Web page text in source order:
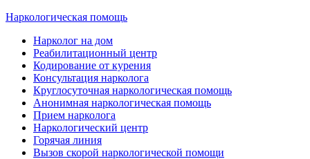
Наркологическая помощь
Нарколог на дом
Реабилитационный центр
Кодирование от курения
Консультация нарколога
Круглосуточная наркологическая помощь
Анонимная наркологическая помощь
Прием нарколога
Наркологический центр
Горячая линия
Вызов скорой наркологической помощи